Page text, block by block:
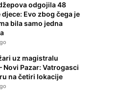
odgojila 48
Evo zbog čega je
bila samo jedna
uz magistralu
Novi Pazar: Vatrogasci
na četiri lokacije